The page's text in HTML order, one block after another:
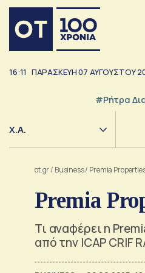
16:11 ΠΑΡΑΣΚΕΥΗ07 ΑΥΓΟΥΣΤΟΥ
#ρήτρα
Χ.Α.
ot.gr/ Business/ Premia
Premia
Τι αναφέρει η
από την ICAP CRIF